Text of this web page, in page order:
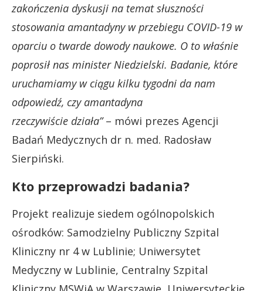
zakończenia dyskusji na temat słuszności
stosowania amantadyny w przebiegu COVID-19 w
oparciu o twarde dowody naukowe. O to właśnie
poprosił nas minister Niedzielski. Badanie, które
uruchamiamy w ciągu kilku tygodni da nam
odpowiedź, czy amantadyna
rzeczywiście działa”– mówi prezes Agencji
Badań Medycznych dr n. med. Radosław
Sierpiński.
Kto przeprowadzi badania?
Projekt realizuje siedem ogólnopolskich
ośrodków: Samodzielny Publiczny Szpital
Kliniczny nr 4 w Lublinie; Uniwersytet
Medyczny w Lublinie, Centralny Szpital